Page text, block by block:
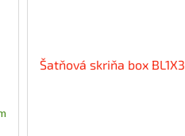
Šatňová skriňa box BL1X3